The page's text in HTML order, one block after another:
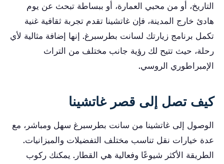
التاريخ، أو من محبي العمارة، أو ببساطة تبحث عن يوم
هادئ خارج المدينة، فإن غاتشينا تقدم تجربة ثقافية غنية
تكمل برنامج زيارتك لسانت بطرسبرغ. إنها إضافة مثالية لأي
رحلة، حيث تتيح لك رؤية جانب مختلف من التراث
الإمبراطوري الروسي.
كيف تصل إلى قصر غاتشينا
الوصول إلى غاتشينا من سانت بطرسبرغ سهل ومباشر، مع
عدة خيارات نقل تناسب مختلف التفضيلات والميزانيات.
الطريقة الأكثر شيوعًا وفعالية هي القطار. يمكنك ركوب